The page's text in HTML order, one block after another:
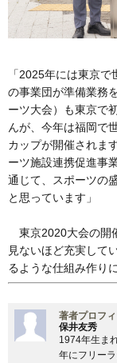
「2025年には東京
の事業団が準備業務
ーツ大会）も東京で
んが、今年は福岡で
カップが開催されま
ーツ施設連携促進事
通じて、スポーツの
と思っています」
東京2020大会の開
見ないほど充実して
るような仕組み作り
著者プロフ
保井友秀
1974年生ま
年にフリー